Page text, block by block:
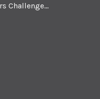
Challenge...